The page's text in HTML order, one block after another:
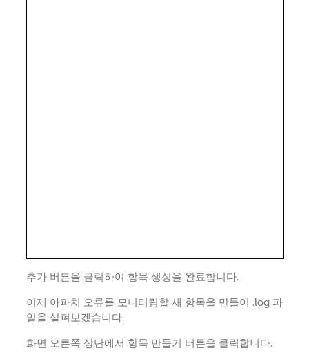
추가 버튼을 클릭하여 항목 생성을 완료합니다.
이제 아파치 오류를 모니터링할 새 항목을 만들어 .log 파
일을 살펴보겠습니다.
화면 오른쪽 상단에서 항목 만들기 버튼을 클릭합니다.